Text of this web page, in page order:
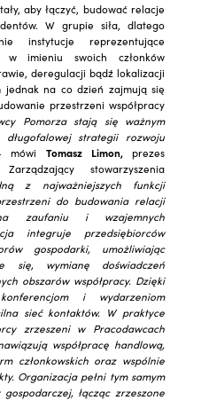
aby łączyć, budować relacje
W grupie siła, dlatego
instytucje reprezentujące
w imieniu swoich członków
deregulacji bądź lokalizacji
jednak na co dzień zajmują się
przestrzeni współpracy
Pomorza stają się ważnym
strategii rozwoju
mówi Tomasz Limon,prezes
stowarzyszenia
z najważniejszych funkcji
do budowania relacji
zaufaniu i wzajemnych
integruje przedsiębiorców
gospodarki, umożliwiając
się, wymianę doświadczeń
obszarów współpracy. Dzięki
i wydarzeniom
sieć kontaktów. W praktyce
zrzeszeni w Pracodawcach
współpracę handlową,
członkowskich oraz wspólnie
Organizacja pełni tym samym
łącząc zrzeszone